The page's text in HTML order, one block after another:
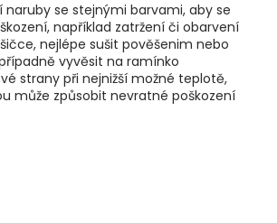
naruby se stejnými barvami, aby se
například zatržení či obarvení
nejlépe sušit pověšenim nebo
vyvěsit na ramínko
strany při nejnižší možné teplotě,
může způsobit nevratné poškození